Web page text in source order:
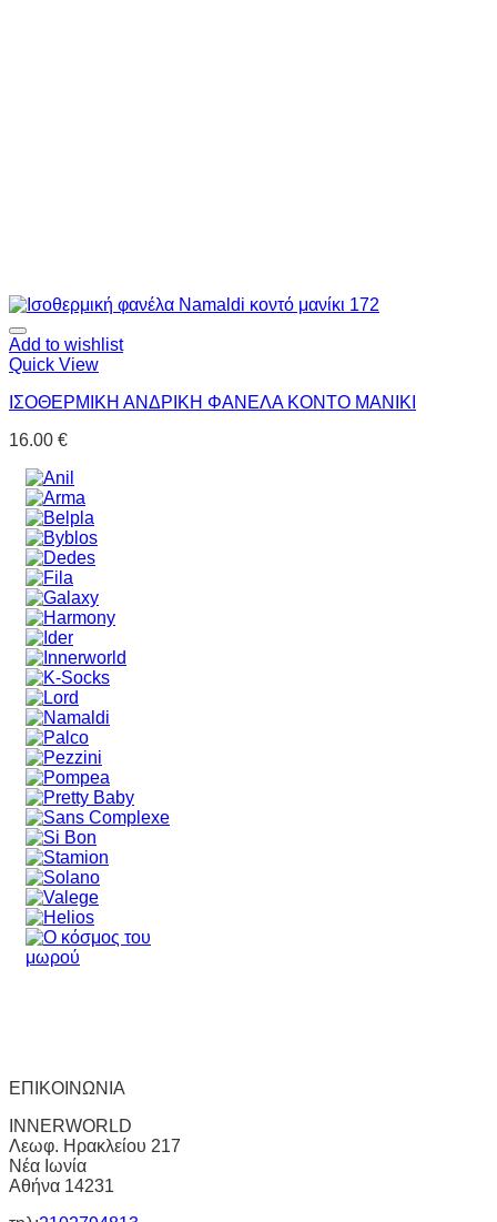
Add to wishlist
Quick View
ΙΣΟΘΕΡΜΙΚΗ ΑΝΔΡΙΚΗ ΦΑΝΕΛΑ ΚΟΝΤΟ ΜΑΝΙΚΙ
16.00 €
ΕΠΙΚΟΙΝΩΝΙΑ
INNERWORLD
Λεωφ. Ηρακλείου 217
Νέα Ιωνία
Αθήνα 14231